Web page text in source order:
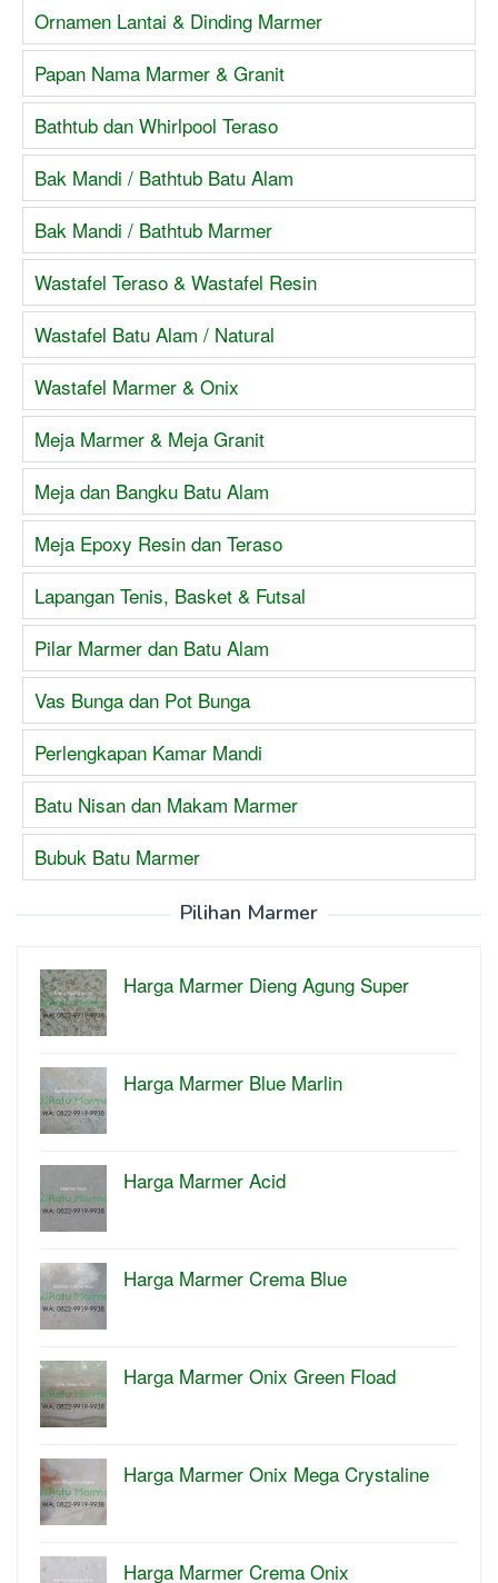
Ornamen Lantai & Dinding Marmer
Papan Nama Marmer & Granit
Bathtub dan Whirlpool Teraso
Bak Mandi / Bathtub Batu Alam
Bak Mandi / Bathtub Marmer
Wastafel Teraso & Wastafel Resin
Wastafel Batu Alam / Natural
Wastafel Marmer & Onix
Meja Marmer & Meja Granit
Meja dan Bangku Batu Alam
Meja Epoxy Resin dan Teraso
Lapangan Tenis, Basket & Futsal
Pilar Marmer dan Batu Alam
Vas Bunga dan Pot Bunga
Perlengkapan Kamar Mandi
Batu Nisan dan Makam Marmer
Bubuk Batu Marmer
Pilihan Marmer
Harga Marmer Dieng Agung Super
Harga Marmer Blue Marlin
Harga Marmer Acid
Harga Marmer Crema Blue
Harga Marmer Onix Green Fload
Harga Marmer Onix Mega Crystaline
Harga Marmer Crema Onix